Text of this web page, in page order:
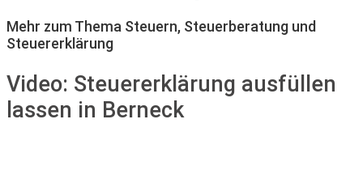
Mehr zum Thema Steuern, Steuerberatung und
Steuererklärung
Video: Steuererklärung ausfüllen
lassen in Berneck